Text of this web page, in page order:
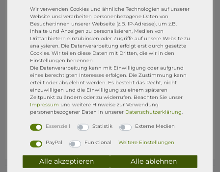
Dr. SUP Garantie:Jedes bei uns gekaufte ISUP
kommt mit einer1jährigen Garantie, ab Kaufdatum,
auf selbst verursachte Schäden z.B. ihr macht Euch
ein Loch ins Board, ihr reist ein D-Ring aus, ihr
brecht den Finnenkasten usw.. Ist der Schaden
reparabel, dann reparieren wir euch das Board
kostenlos in unserer Reparatur WerkstattDr. SUP
Ihr müsst das Board nur anliefern und wir
übernehmen alles weitere. Eure Rechte aus dem
bestehen. STRESSFREI SUPen mit derDR. SUP
GARANTIE
Wir verwenden Cookies und ähnliche Technologien auf unserer
Website und verarbeiten personenbezogene Daten von
Besucher:innen unserer Webseite (z.B. IP-Adresse), um z.B.
Inhalte und Anzeigen zu personalisieren, Medien von
Drittanbietern einzubinden oder Zugriffe auf unsere Website zu
analysieren. Die Datenverarbeitung erfolgt erst durch gesetzte
Cookies. Wir teilen diese Daten mit Dritten, die wir in den
Einstellungen benennen.
Die Datenverarbeitung kann mit Einwilligung oder aufgrund
eines berechtigten Interesses erfolgen. Die Zustimmung kann
erteilt oder abgelehnt werden. Es besteht das Recht, nicht
einzuwilligen und die Einwilligung zu einem späteren
Zeitpunkt zu ändern oder zu widerrufen. Beachten Sie unser
Impressum und weitere Hinweise zur Verwendung
personenbezogener Daten in unserer Daten­schutz­erklärung
Essenziell Statistik Externe Medien
PayPal Funktional Weitere Einstellungen
Alle akzeptieren Alle ablehnen